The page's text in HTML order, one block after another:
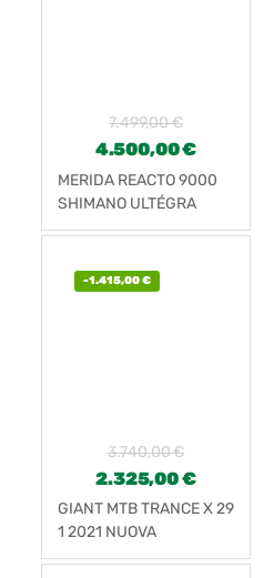
7.499,00€
4.500,00€
MERIDA REACTO 9000
SHIMANO ULTÉGRA
8000 NUEVA
-1.415,00€
3.740,00€
2.325,00€
GIANT MTB TRANCE X 29
1 2021 NUOVA